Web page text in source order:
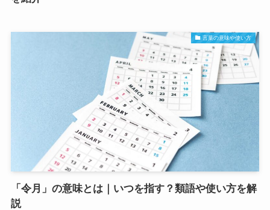
言葉の意味や使い方
「令月」の意味とは｜いつを指す？類語や使い方を解
説